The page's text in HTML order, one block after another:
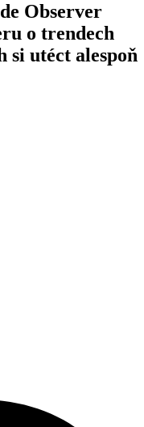
Observer
o trendech
si utéct alespoň